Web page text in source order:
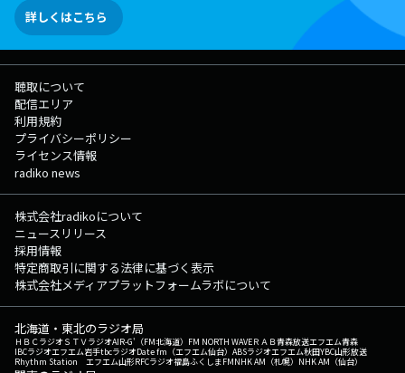
詳しくはこちら
聴取について
配信エリア
利用規約
プライバシーポリシー
ライセンス情報
radiko news
株式会社radikoについて
ニュースリリース
採用情報
特定商取引に関する法律に基づく表示
株式会社メディアプラットフォームラボについて
北海道・東北のラジオ局
ＨＢＣラジオＳＴＶラジオAIR-G'（FM北海道） FM NORTH WAVEＲＡＢ青森放送エフエム青森
IBCラジオエフエム岩手tbcラジオDate fm（エフエム仙台） ABSラジオエフエム秋田YBC山形放送
Rhythm Station エフエム山形RFCラジオ福島ふくしまFMNHK AM（札幌） NHK AM（仙台）